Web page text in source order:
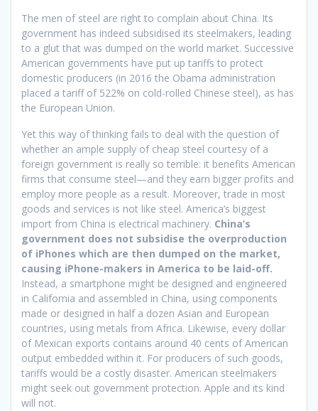
The men of steel are right to complain about China. Its
government has indeed subsidised its steelmakers, leading
to a glut that was dumped on the world market. Successive
American governments have put up tariffs to protect
domestic producers (in 2016 the Obama administration
placed a tariff of 522% on cold-rolled Chinese steel), as has
the European Union.
Yet this way of thinking fails to deal with the question of
whether an ample supply of cheap steel courtesy of a
foreign government is really so terrible: it benefits American
firms that consume steel—and they earn bigger profits and
employ more people as a result. Moreover, trade in most
goods and services is not like steel. America’s biggest
import from China is electrical machinery. China’s
government does not subsidise the overproduction
of iPhones which are then dumped on the market,
causing iPhone-makers in America to be laid-off.
Instead, a smartphone might be designed and engineered
in California and assembled in China, using components
made or designed in half a dozen Asian and European
countries, using metals from Africa. Likewise, every dollar
of Mexican exports contains around 40 cents of American
output embedded within it. For producers of such goods,
tariffs would be a costly disaster. American steelmakers
might seek out government protection. Apple and its kind
will not.